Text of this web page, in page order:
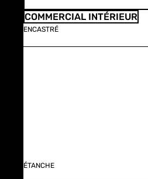
COMMERCIAL INTÉRIEUR
ENCASTRÉ
ÉTANCHE